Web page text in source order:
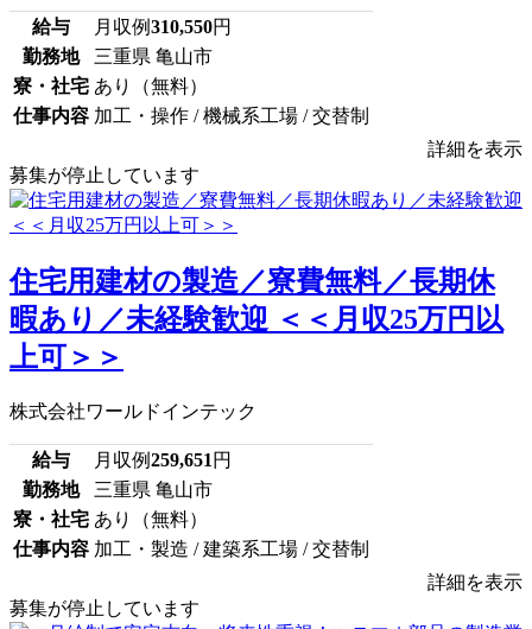
給与 月収例310,550円
勤務地
三重県 亀山市
寮・社宅 あり（無料）
仕事内容 加工・操作 / 機械系工場 / 交替制
詳細を表示
募集が停止しています
住宅用建材の製造／寮費無料／長期休
暇あり／未経験歓迎 ＜＜月収25万円以
上可＞＞
株式会社ワールドインテック
給与 月収例259,651 円
勤務地
三重県 亀山市
寮・社宅 あり（無料）
仕事内容 加工・製造 / 建築系工場 / 交替制
詳細を表示
募集が停止しています